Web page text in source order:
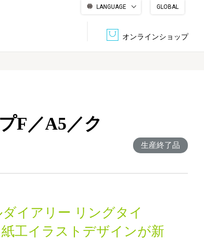
LANGUAGE
GLOBAL
オンラインショップ
具 DPS（データ・プリント・サービス）
認証一覧
F／A5／ク
生産終了品
イアリー リングタイ
工イラストデザインが新